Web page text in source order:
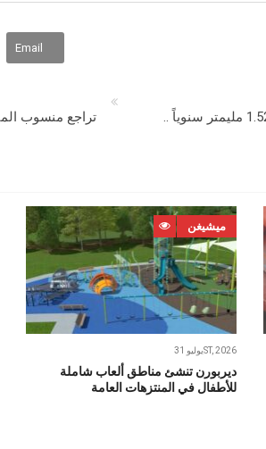
Email
دراسة: انخفاض أرض ديترويت بمعدل 1.52 مليمتر سنوياً ..
تراجع منسوب
ميشيغن
يوليو 31ST, 2026
ديربورن تنشئ مناطق ألعاب شاملة
للأطفال في المنتزهات العامة